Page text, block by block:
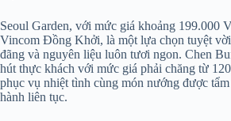
Seoul Garden, với mức giá khoảng 199.000
Vincom Đồng Khởi, là một lựa chọn tuyệt
đãng và nguyên liệu luôn tươi ngon. Chen
hút thực khách với mức giá phải chăng từ
phục vụ nhiệt tình cùng món nướng được
hành liên tục.